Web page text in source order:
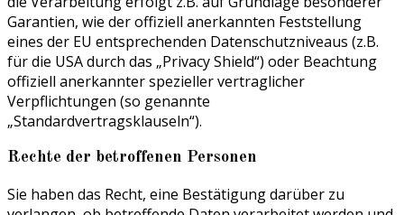
Garantien, wie der offiziell anerkannten Feststellung
eines der EU entsprechenden Datenschutzniveaus (z.B.
für die USA durch das „Privacy Shield“) oder Beachtung
offiziell anerkannter spezieller vertraglicher
Verpflichtungen (so genannte
„Standardvertragsklauseln“).
Rechte der betroffenen Personen
Sie haben das Recht, eine Bestätigung darüber zu